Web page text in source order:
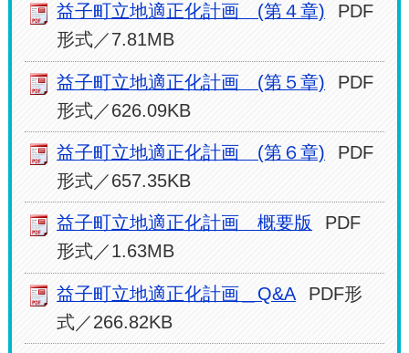
益子町立地適正化計画 (第４章)
PDF
形式／7.81MB
益子町立地適正化計画 (第５章)
PDF
形式／626.09KB
益子町立地適正化計画 (第６章)
PDF
形式／657.35KB
益子町立地適正化計画 概要版
PDF
形式／1.63MB
益子町立地適正化計画＿Q&A
PDF形
式／266.82KB